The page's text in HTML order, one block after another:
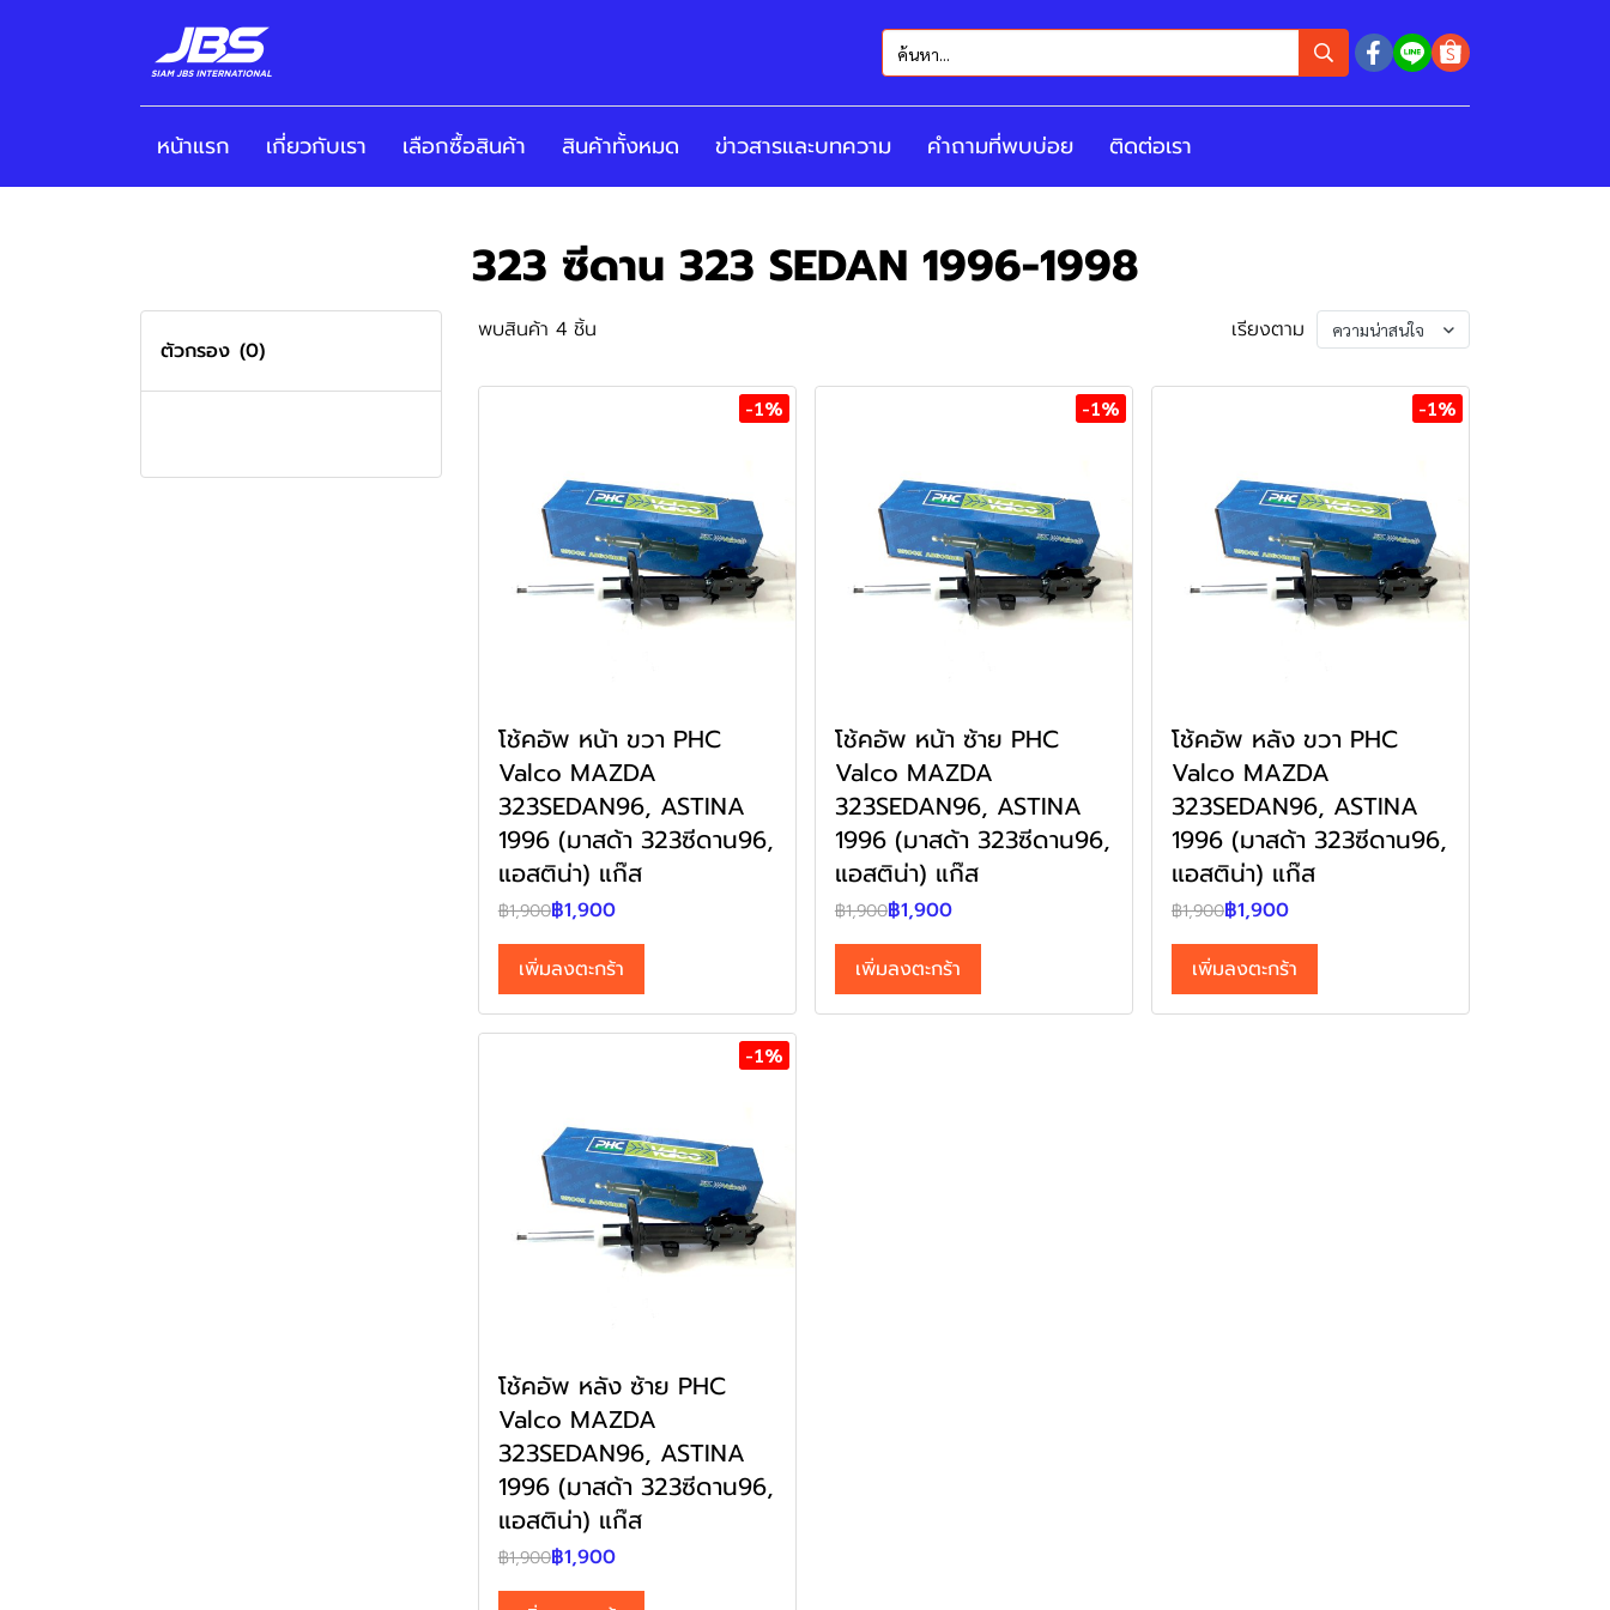
หน้าแรก เกี่ยวกับเรา เลือกซื้อสินค้า สินค้าทั้งหมด ข่าวสารและบทความ คำถามที่พบบ่อย ติดต่อเรา
323 ซีดาน 323 SEDAN 1996-1998
ตัวกรอง (0)
พบสินค้า 4 ชิ้น เรียงตาม ความน่าสนใจ
-1%
โช้คอัพ หน้า ขวา PHC
Valco MAZDA
323SEDAN96, ASTINA
1996 (มาสด้า 323ซีดาน96,
แอสติน่า) แก๊ส
฿1,900฿1,900
เพิ่มลงตะกร้า
-1%
โช้คอัพ หน้า ซ้าย PHC
Valco MAZDA
323SEDAN96, ASTINA
1996 (มาสด้า 323ซีดาน96,
แอสติน่า) แก๊ส
฿1,900฿1,900
เพิ่มลงตะกร้า
-1%
โช้คอัพ หลัง ขวา PHC
Valco MAZDA
323SEDAN96, ASTINA
1996 (มาสด้า 323ซีดาน96,
แอสติน่า) แก๊ส
฿1,900฿1,900
เพิ่มลงตะกร้า
-1%
โช้คอัพ หลัง ซ้าย PHC
Valco MAZDA
323SEDAN96, ASTINA
1996 (มาสด้า 323ซีดาน96,
แอสติน่า) แก๊ส
฿1,900฿1,900